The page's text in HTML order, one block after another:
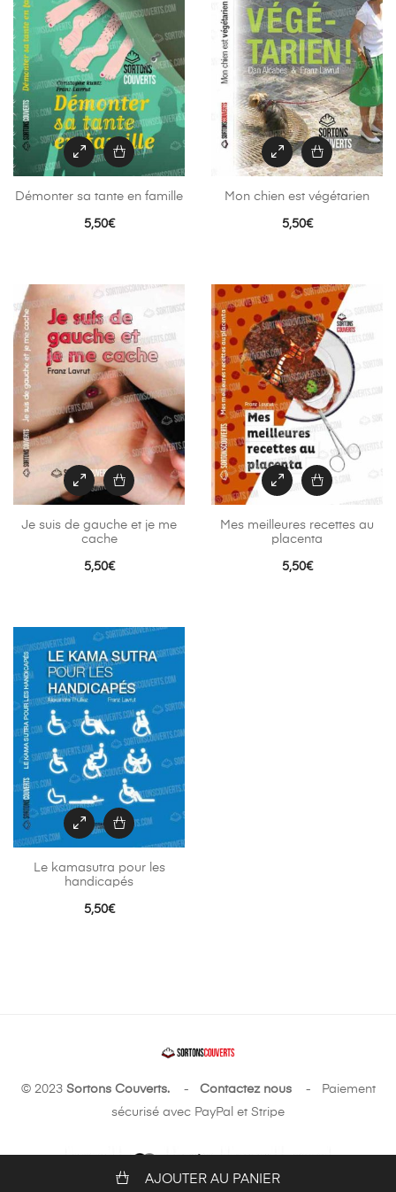
AJOUTER AU PANIER
Démonter sa tante en famille
5,50€
Mon chien est végétarien
5,50€
Je suis de gauche et je me
cache
5,50€
Mes meilleures recettes au
placenta
5,50€
Le kamasutra pour les
handicapés
5,50€
© 2023 Sortons Couverts.- Contactez nous- Paiement
sécurisé avec PayPal et Stripe